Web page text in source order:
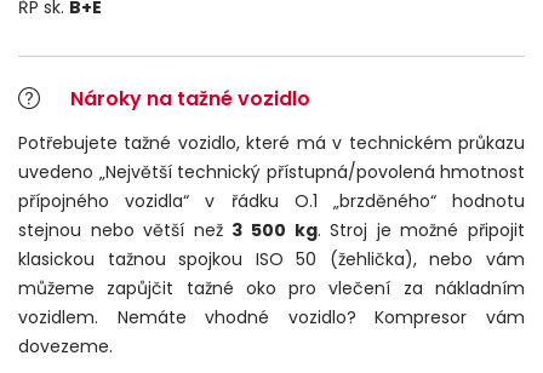
ŘP sk. B+E
Nároky na tažné vozidlo
Potřebujete tažné vozidlo, které má v technickém průkazu
uvedeno „Největší technický přístupná/povolená hmotnost
přípojného vozidla“ v řádku O.1 „brzděného“ hodnotu
stejnou nebo větší než 3 500 kg. Stroj je možné připojit
klasickou tažnou spojkou ISO 50 (žehlička), nebo vám
můžeme zapůjčit tažné oko pro vlečení za nákladním
vozidlem. Nemáte vhodné vozidlo? Kompresor vám
dovezeme.